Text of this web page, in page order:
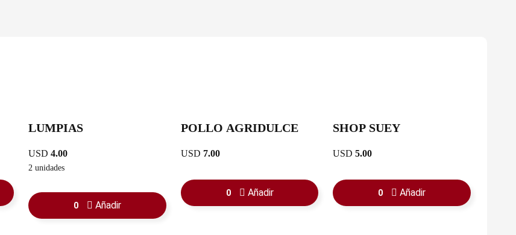
LUMPIAS
USD4.00
2 unidades
0 Añadir
POLLO AGRIDULCE
USD 7.00
0 Añadir
SHOP SUEY
USD5.00
0 Añadir